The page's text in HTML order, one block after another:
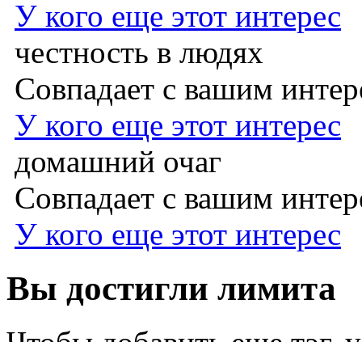
У кого еще этот интерес
честность в людях
Совпадает с вашим
У кого еще этот интерес
домашний очаг
Совпадает с вашим
У кого еще этот интерес
Вы достигли лимита